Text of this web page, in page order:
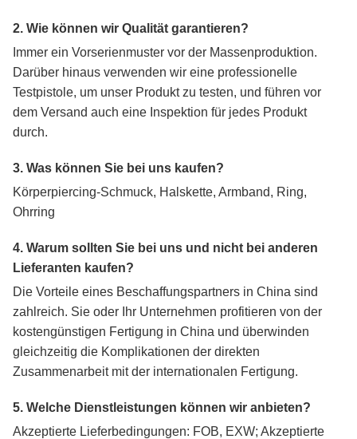
2. Wie können wir Qualität garantieren?
Immer ein Vorserienmuster vor der Massenproduktion.
Darüber hinaus verwenden wir eine professionelle
Testpistole, um unser Produkt zu testen, und führen vor
dem Versand auch eine Inspektion für jedes Produkt
durch.
3. Was können Sie bei uns kaufen?
Körperpiercing-Schmuck, Halskette, Armband, Ring,
Ohrring
4. Warum sollten Sie bei uns und nicht bei anderen
Lieferanten kaufen?
Die Vorteile eines Beschaffungspartners in China sind
zahlreich. Sie oder Ihr Unternehmen profitieren von der
kostengünstigen Fertigung in China und überwinden
gleichzeitig die Komplikationen der direkten
Zusammenarbeit mit der internationalen Fertigung.
5. Welche Dienstleistungen können wir anbieten?
Akzeptierte Lieferbedingungen: FOB, EXW; Akzeptierte